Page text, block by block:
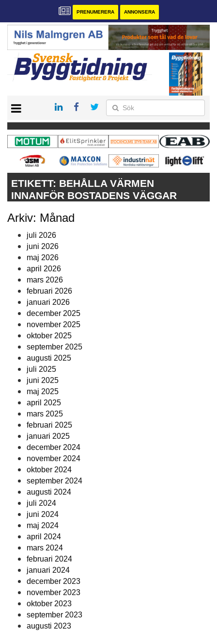
PRENUMERERA ANNONSERA
PRENUMERERA
VÅRA ANDRA MAGASIN
ANNONSERA
ETIKETT: BEHÅLLA VÄRMEN
INNANFÖR BOSTADENS VÄGGAR
Arkiv: Månad
juli 2026
juni 2026
maj 2026
april 2026
mars 2026
februari 2026
januari 2026
december 2025
november 2025
oktober 2025
september 2025
augusti 2025
juli 2025
juni 2025
maj 2025
april 2025
mars 2025
februari 2025
januari 2025
december 2024
november 2024
oktober 2024
september 2024
augusti 2024
juli 2024
juni 2024
maj 2024
april 2024
mars 2024
februari 2024
januari 2024
december 2023
november 2023
oktober 2023
september 2023
augusti 2023